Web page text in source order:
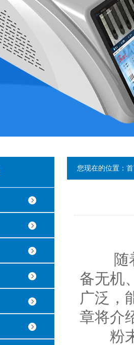
您现在的位置：
随着
备无机
广泛，
章将介
粉末